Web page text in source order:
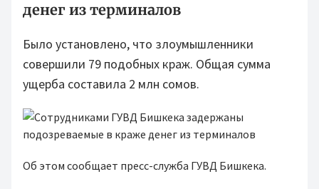
денег из терминалов
Было установлено, что злоумышленники
совершили 79 подобных краж. Общая сумма
ущерба составила 2 млн сомов.
Об этом сообщает пресс-служба ГУВД Бишкека.